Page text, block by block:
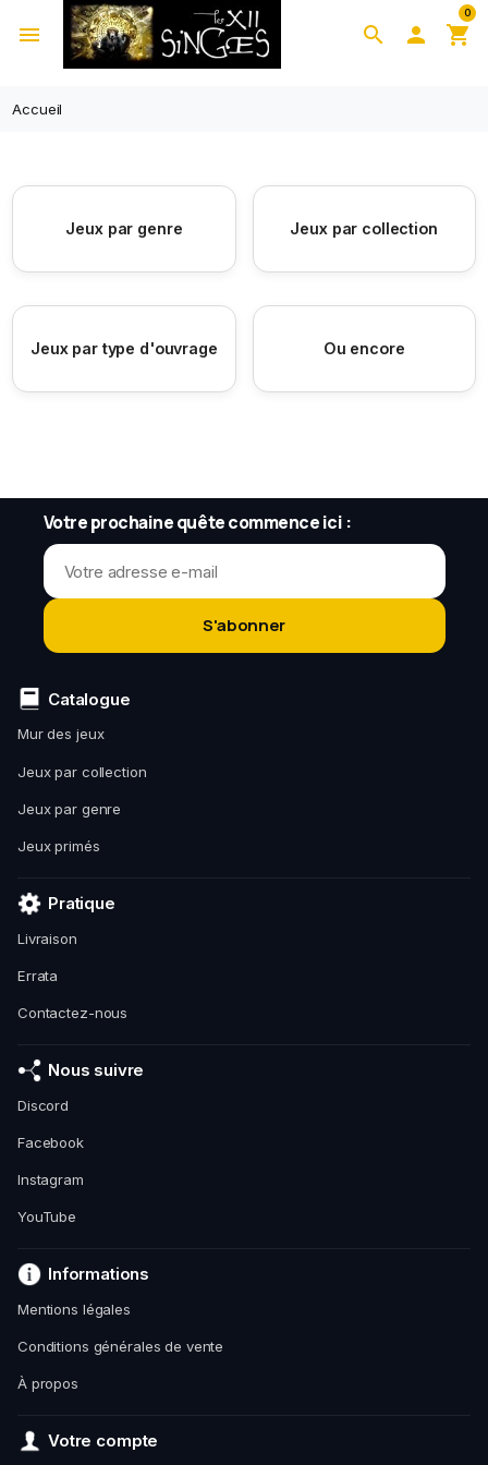
search
menu  shopping_cart
0
Accueil
Jeux par genre Jeux par collection
Jeux par type d'ouvrage Ou encore
Votre prochaine quête commence ici :
S'abonner
Catalogue
Mur des jeux
Jeux par collection
Jeux par genre
Jeux primés
Pratique
Livraison
Errata
Contactez-nous
Nous suivre
Discord
Facebook
Instagram
YouTube
Informations
Mentions légales
Conditions générales de vente
À propos
Votre compte